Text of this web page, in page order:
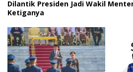
Dilantik Presiden Jadi Wakil
Ketiganya